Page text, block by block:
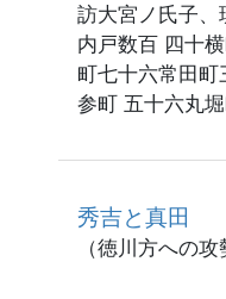
訪大宮ノ氏子、
内戸数百 四十
町七十六常田町
参町 五十六丸
秀吉と真田
（徳川方への攻